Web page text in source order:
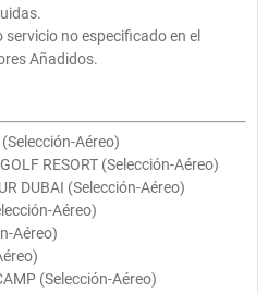
no especificado en el
Añadidos.
Aéreo)
RESORT (Selección-Aéreo)
DUBAI (Selección-Aéreo)
Aéreo)
Aéreo)
(Selección-Aéreo)